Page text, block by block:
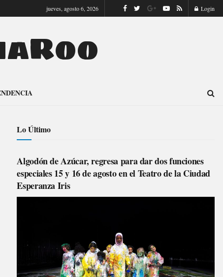
jueves, agosto 6, 2026 Login
Lo Último
Algodón de Azúcar, regresa para dar dos funciones
especiales 15 y 16 de agosto en el Teatro de la Ciudad
Esperanza Iris